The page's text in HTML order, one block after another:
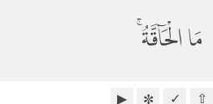
مَا الْحَاۤقَّةُ ۚ
⇧
✓
✼
▶